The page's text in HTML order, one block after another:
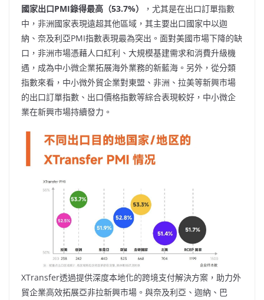
國家出口PMI錄得最高（53.7%）
，尤其是在出口訂單指數
中，非洲國家表現遠超其他區域，其主要出口國家中以迦
納、奈及利亞PMI指數表現最為突出。面對美國市場下降的缺
口，非洲市場憑藉人口紅利、大規模基建需求和消費升級機
遇，成為中小微企業拓展海外業務的新藍海。另外，從分類
指數來看，中小微外貿企業對東盟、非洲、拉美等新興市場
的出口訂單指數、出口價格指數等綜合表現較好，中小微企
業在新興市場持續發力。
XTransfer透過提供深度本地化的跨境支付解決方案，助力外
貿企業高效拓展亞非拉新興市場。與奈及利亞、迦納、巴